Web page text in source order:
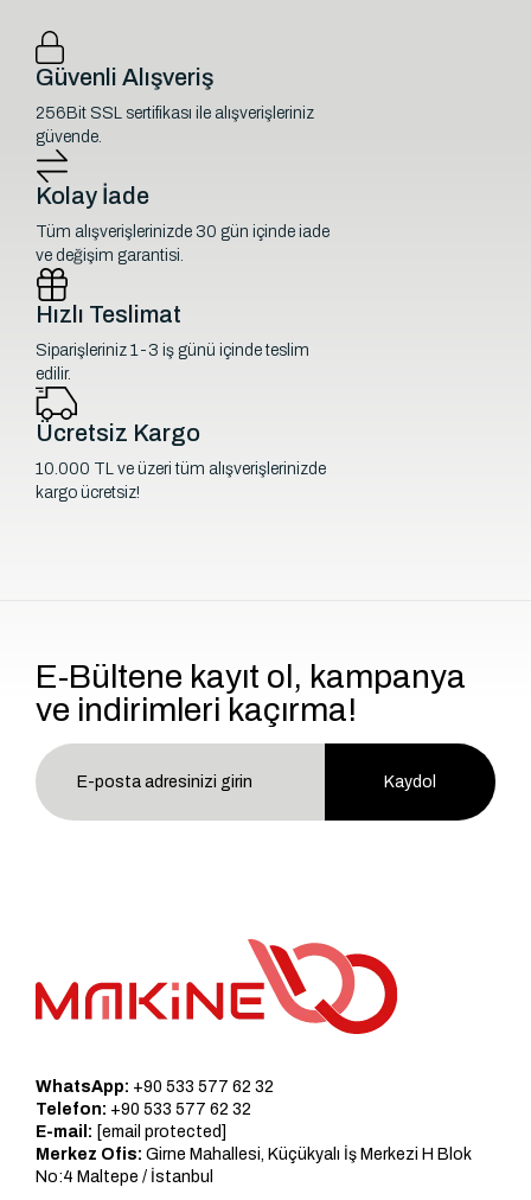
Güvenli Alışveriş
256Bit SSL sertifikası ile alışverişleriniz
güvende.
Kolay İade
Tüm alışverişlerinizde 30 gün içinde iade
ve değişim garantisi.
Hızlı Teslimat
Siparişleriniz 1-3 iş günü içinde teslim
edilir.
Ücretsiz Kargo
10.000 TL ve üzeri tüm alışverişlerinizde
kargo ücretsiz!
E-Bültene kayıt ol, kampanya
ve indirimleri kaçırma!
Kaydol
WhatsApp: +90 533 577 62 32
Telefon: +90 533 577 62 32
E-mail: [email protected]
Merkez Ofis: Girne Mahallesi, Küçükyalı İş Merkezi H Blok
No:4 Maltepe / İstanbul